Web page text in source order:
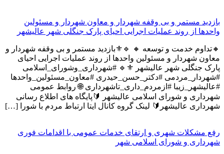
بازدید مستمر و بی وقفه شهردار و معاون شهردار و مسئولین
واحدها از روند عملیات اجرایی احیای پارک جنگلی شهر عالیشهر
🔸تداوم خدمت و توسعه 🔸 🔹⚜️بازدید مستمر و بی وقفه شهردار و
معاون شهردار و مسئولین واحدها از روند عملیات اجرایی احیای
پارک جنگلی شهر عالیشهر ⚜️🔹 #شهرداری_وشورای_اسلامی
#شهردار_مردمی #دکتر_حسن_حیدری #معاون_مسئولین_واحدها
#عالیشهر_زیبا #ازمردم_داری_تاشهرداری 🌐 روابط عمومی
شهرداری و شورای اسلامی عالیشهر 🔰پایگاه های اطلاع رسانی
شهرداری عالیشهر🔰 لینک گروه کانال ایتا ارتباط مردم با شورا […]
رفع مشکلات شهری و ارتقای خدمات عمومی با اقدامات فوری
شهرداری و شورای اسلامی شهر